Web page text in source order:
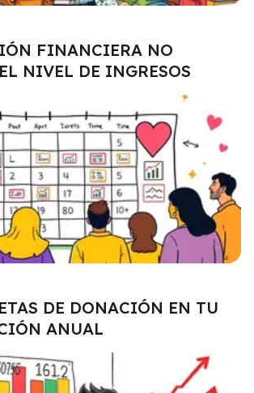
FINANCIERA NO
NIVEL DE INGRESOS
DE DONACIÓN EN TU
ANUAL